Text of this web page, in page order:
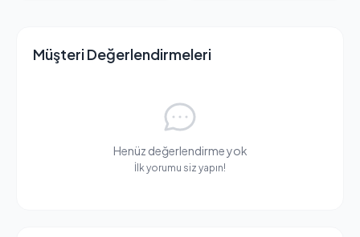
Müşteri Değerlendirmeleri
Henüz değerlendirme yok
İlk yorumu siz yapın!